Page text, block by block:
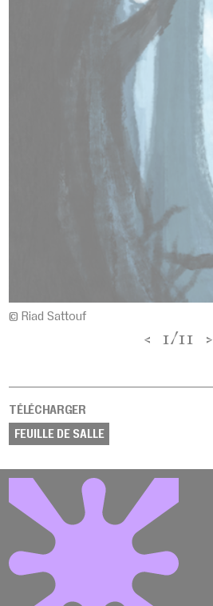
© Riad Sattouf
< 1/11 >
TÉLÉCHARGER
FEUILLE DE SALLE